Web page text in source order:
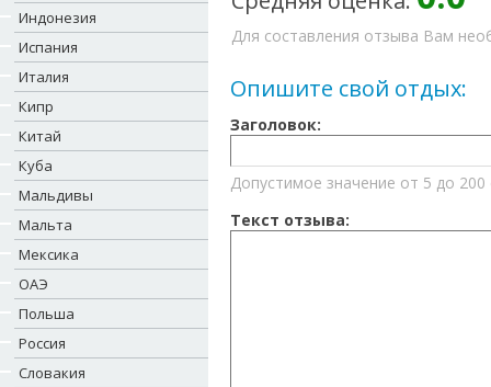
Индонезия
Испания
Италия
Кипр
Китай
Куба
Мальдивы
Мальта
Мексика
ОАЭ
Польша
Россия
Словакия
Для составления отзыва Вам
Опишите свой отдых:
Заголовок:
Допустимое значение от 5 до
Текст отзыва: